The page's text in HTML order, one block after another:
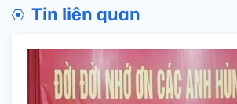
Tin liên quan